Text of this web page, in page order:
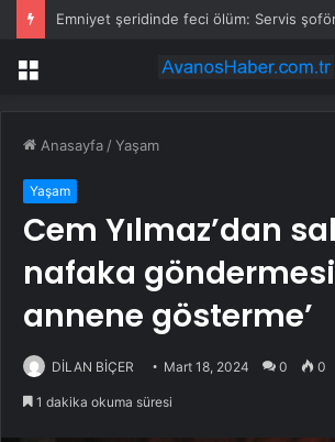
Menü
Anasayfa /Yaşam
Yaşam
Cem Yılmaz’dan
nafaka göndermesi:
annene gösterme’
DİLAN BİÇER Mart 18, 2024 0 0
1 dakika okuma süresi